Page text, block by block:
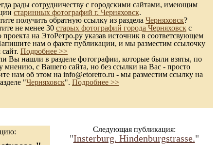
рады сотрудничеству с городскими сайтами, имеющим
старинных фотографий г. Черняховск.
получить обратную ссылку из раздела Черняховск?
не менее 30 старых фотографий города Черняховск с
на ЭтоРетро.ру указав источник в соответсвующем
нам о факте публикации, и мы разместим ссылочку
Подробнее >>
Вы нашли в разделе фотографии, которые были взяты, по
мнению, с Вашего сайта, но без ссылки на Вас - просто
нам об этом на info@etoretro.ru - мы разместим ссылку на
"Черняховск". Подробнее >>
Следующая публикация:
"Insterburg. Hindenburgstrasse."